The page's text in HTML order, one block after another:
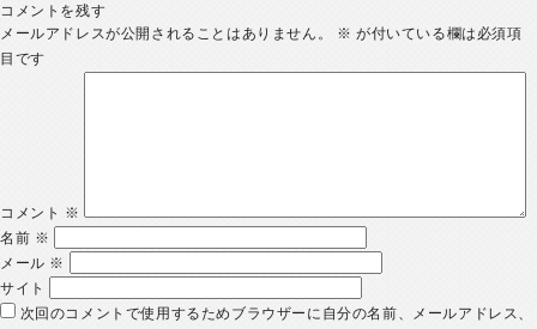
コメントを残す
メールアドレスが公開されることはありません。
※ が付いている欄は必須項
目です
コメント ※
名前 ※
メール ※
サイト
次回のコメントで使用するためブラウザーに自分の名前、メールアドレス、